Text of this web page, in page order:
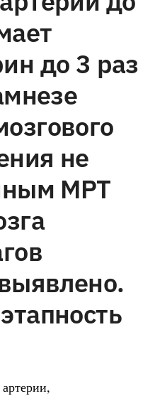
до 3 раз
не
МРТ